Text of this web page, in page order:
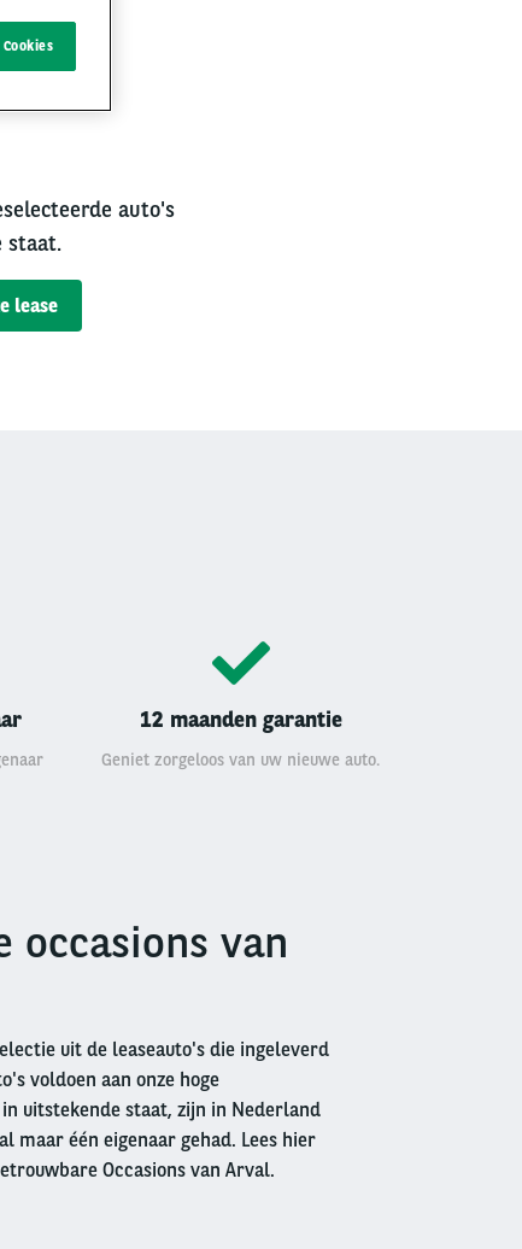
auto's
staat.
lease
12 maanden garantie
Geniet zorgeloos van uw nieuwe auto.
occasions van
uit de leaseauto's die ingeleverd
voldoen aan onze hoge
uitstekende staat, zijn in Nederland
maar één eigenaar gehad. Lees hier
Occasions van Arval.